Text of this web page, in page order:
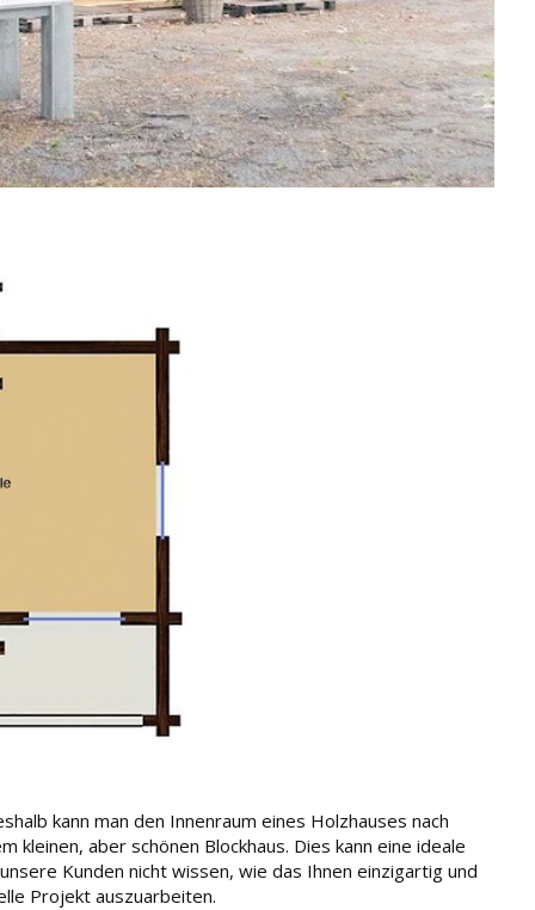
kann man den Innenraum eines Holzhauses nach
kleinen, aber schönen Blockhaus. Dies kann eine ideale
Kunden nicht wissen, wie das Ihnen einzigartig und
Projekt auszuarbeiten.